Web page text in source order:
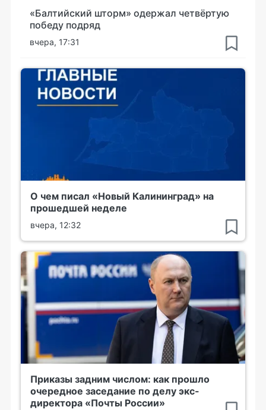
«Балтийский шторм» одержал четвёртую
победу подряд
вчера, 17:31
О чем писал «Новый Калининград» на
прошедшей неделе
вчера, 12:32
Приказы задним числом: как прошло
очередное заседание по делу экс-
директора «Почты России»